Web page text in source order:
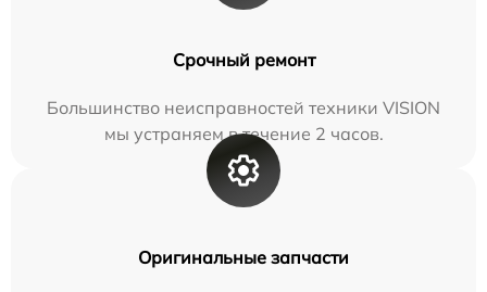
Срочный ремонт
Большинство неисправностей техники VISION
мы устраняем в течение 2 часов.
Оригинальные запчасти